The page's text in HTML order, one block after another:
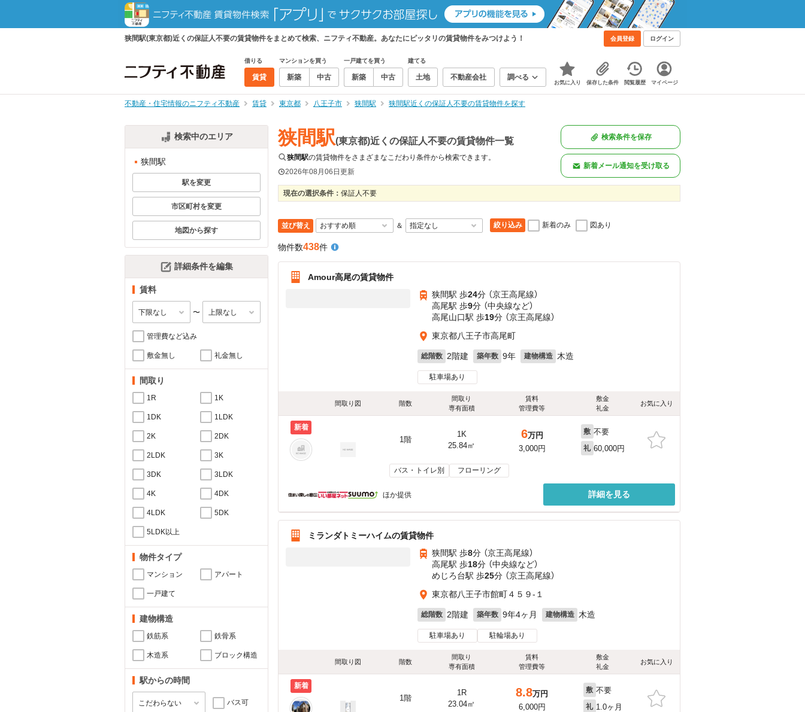
狭間駅(東京都)近くの保証人不要の賃貸物件をまとめて検索、ニフティ不動産。あなたにピッタリの賃貸物件をみつけよう！ 会員登録 ログイン
借りる
賃貸
マンションを買う
新築 中古
一戸建てを買う
新築 中古
建てる
土地 不動産会社 調べる
お気に入り 保存した条件 閲覧履歴 マイページ
不動産・住宅情報のニフティ不動産 賃貸 東京都 八王子市 狭間駅 狭間駅近くの保証人不要の賃貸物件を探す
検索中のエリア
狭間駅
駅を変更
市区町村を変更
地図から探す
詳細条件を編集
賃料
〜
管理費など込み
敷金無し 礼金無し
間取り
1R 1K
1DK 1LDK
2K 2DK
2LDK 3K
3DK 3LDK
4K 4DK
4LDK 5DK
5LDK以上
物件タイプ
マンション アパート
一戸建て
建物構造
鉄筋系 鉄骨系
木造系 ブロック構造
駅からの時間
バス可
狭間駅(東京都)近くの保証人不要の賃貸物件一覧
狭間駅の賃貸物件をさまざまなこだわり条件から検索できます。
2026年08月06日更新
検索条件を保存
新着メール通知を受け取る
現在の選択条件： 保証人不要
並び替え ＆ 絞り込み 新着のみ 図あり
物件数438件
Amour高尾の賃貸物件
狭間駅 歩24分 （京王高尾線）
高尾駅 歩9分 （中央線など）
高尾山口駅 歩19分 （京王高尾線）
東京都八王子市高尾町
総階数 2階建 築年数 9年 建物構造 木造
駐車場あり
間取り図 階数
間取り
専有面積
賃料
管理費等
敷金
礼金
お気に入り
新着
1階
1K
25.84㎡
6万円
3,000円
敷 不要
礼 60,000円
バス・トイレ別 フローリング
ほか提供 詳細を見る
ミランダトミーハイムの賃貸物件
狭間駅 歩8分 （京王高尾線）
高尾駅 歩18分 （中央線など）
めじろ台駅 歩25分 （京王高尾線）
東京都八王子市館町４５９-１
総階数 2階建 築年数 9年4ヶ月 建物構造 木造
駐車場あり 駐輪場あり
間取り図 階数
間取り
専有面積
賃料
管理費等
敷金
礼金
お気に入り
新着
1階
1R
23.04㎡
8.8万円
6,000円
敷 不要
礼 1.0ヶ月